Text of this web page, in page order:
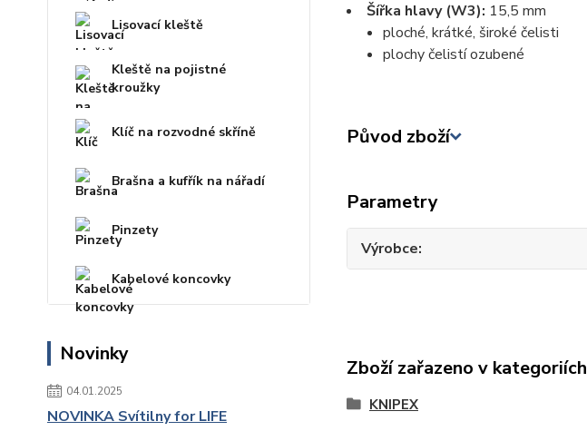
Lisovací kleště
Kleště na pojistné
kroužky
Klíč na rozvodné skříně
Brašna a kufřík na nářadí
Pinzety
Kabelové koncovky
Novinky
04.01.2025
NOVINKA Svítilny for LIFE
Šířka hlavy (W3): 15,5 mm
ploché, krátké, široké čelisti
plochy čelistí ozubené
Původ zboží
Parametry
Výrobce
Zboží zařazeno v kategoriích
KNIPEX